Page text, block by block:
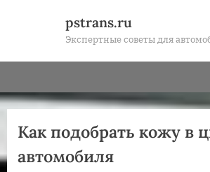
pstrans.ru
Экспертные советы для
Как подобрать кожу в
автомобиля